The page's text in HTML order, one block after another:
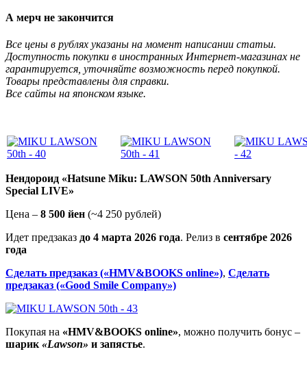
А мерч не закончится
Все цены в рублях указаны на момент написании статьи.
Доступность покупки в иностранных Интернет-магазинах не
гарантируется, уточняйте возможность перед покупкой.
Товары представлены для справки.
Все сайты на японском языке.
Нендороид «Hatsune Miku: LAWSON 50th Anniversary
Special LIVE»
Цена – 8 500 йен (~4 250 рублей)
Идет предзаказ до 4 марта 2026 года. Релиз в сентябре 2026
года
Сделать предзаказ («HMV&BOOKS online»), Сделать
предзаказ («Good Smile Company»)
Покупая на «HMV&BOOKS online», можно получить бонус –
шарик «Lawson» и запястье.